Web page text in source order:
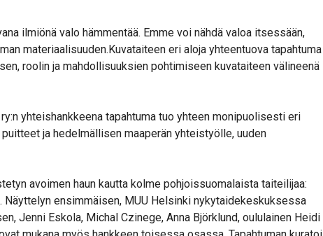
ilmiönä valo hämmentää. Emme voi nähdä valoa itsessään,
materiaalisuuden.Kuvataiteen eri aloja yhteentuova tapahtuma
roolin ja mahdollisuuksien pohtimiseen kuvataiteen välineenä
yhteishankkeena tapahtuma tuo yhteen monipuolisesti eri
ja hedelmällisen maaperän yhteistyölle, uuden
avoimen haun kautta kolme pohjoissuomalaista taiteilijaa:
Näyttelyn ensimmäisen, MUU Helsinki nykytaidekeskuksessa
Jenni Eskola, Michal Czinege, Anna Björklund, oululainen Heidi